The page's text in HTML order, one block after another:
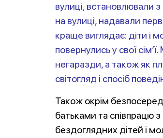
вулиці, встановлювали
на вулиці, надавали
краще виглядає: діти і
повернулись у свої
негаразди, а також як
світогляд і спосіб
Також окрім
батьками та співпрацю
бездоглядних дітей і